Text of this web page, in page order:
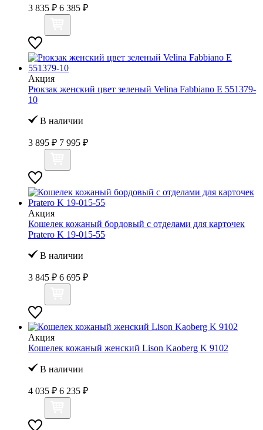
3 835 ₽ 6 385 ₽
Акция
Рюкзак женский цвет зеленый Velina Fabbiano E 551379-
10
В наличии
3 895 ₽ 7 995 ₽
Акция
Кошелек кожаный бордовый с отделами для карточек
Pratero K 19-015-55
В наличии
3 845 ₽ 6 695 ₽
Акция
Кошелек кожаный женский Lison Kaoberg K 9102
В наличии
4 035 ₽ 6 235 ₽